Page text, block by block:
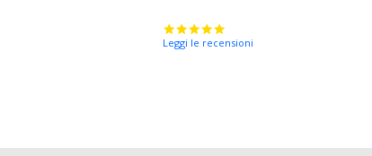
Leggi le recensioni